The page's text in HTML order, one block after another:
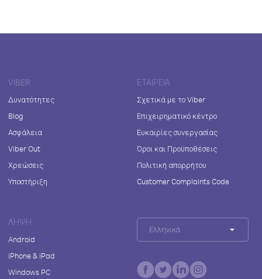
VIBER
Δυνατότητες
Blog
Ασφάλεια
Viber Out
Χρεώσεις
Υποστήριξη
ΕΤΑΙΡΕΊΑ
Σχετικά με το Viber
Επιχειρηματικό κέντρο
Ευκαιρίες συνεργασίας
Όροι και Προϋποθέσεις
Πολιτική απορρήτου
Customer Complaints Code
ΛΉΨΗ
Android
iPhone & iPad
Windows PC
Ελληνικά